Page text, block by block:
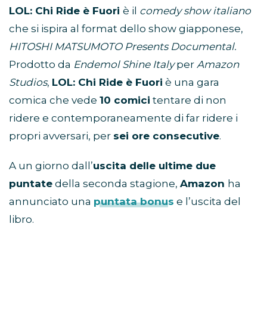
LOL: Chi Ride è Fuori è il comedy show italiano
che si ispira al format dello show giapponese,
HITOSHI MATSUMOTO Presents Documental.
Prodotto da Endemol Shine Italyper Amazon
Studios, LOL: Chi Ride è Fuori è una gara
comica che vede 10 comici tentare di non
ridere e contemporaneamente di far ridere i
propri avversari, per sei ore consecutive.
A un giorno dall’uscita delle ultime due
puntate della seconda stagione, Amazon ha
annunciato una puntata bonus e l’uscita del
libro.